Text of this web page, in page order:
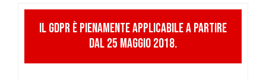
IL GDPR È PIENAMENTE APPLICABILE A PARTIRE
DAL 25 MAGGIO 2018.